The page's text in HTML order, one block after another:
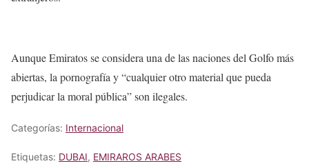
Aunque Emiratos se considera una de las naciones del Golfo más
abiertas, la pornografía y “cualquier otro material que pueda
perjudicar la moral pública” son ilegales.
Categorías: Internacional
Etiquetas: DUBAI, EMIRAROS ARABES